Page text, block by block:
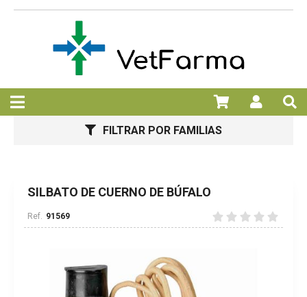
FILTRAR POR FAMILIAS
SILBATO DE CUERNO DE BÚFALO
91569